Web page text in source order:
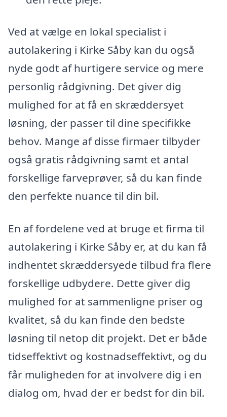
Ved at vælge en lokal specialist i
autolakering i Kirke Såby kan du også
nyde godt af hurtigere service og mere
personlig rådgivning. Det giver dig
mulighed for at få en skræddersyet
løsning, der passer til dine specifikke
behov. Mange af disse firmaer tilbyder
også gratis rådgivning samt et antal
forskellige farveprøver, så du kan finde
den perfekte nuance til din bil.
En af fordelene ved at bruge et firma til
autolakering i Kirke Såby er, at du kan få
indhentet skræddersyede tilbud fra flere
forskellige udbydere. Dette giver dig
mulighed for at sammenligne priser og
kvalitet, så du kan finde den bedste
løsning til netop dit projekt. Det er både
tidseffektivt og kostnadseffektivt, og du
får muligheden for at involvere dig i en
dialog om, hvad der er bedst for din bil.